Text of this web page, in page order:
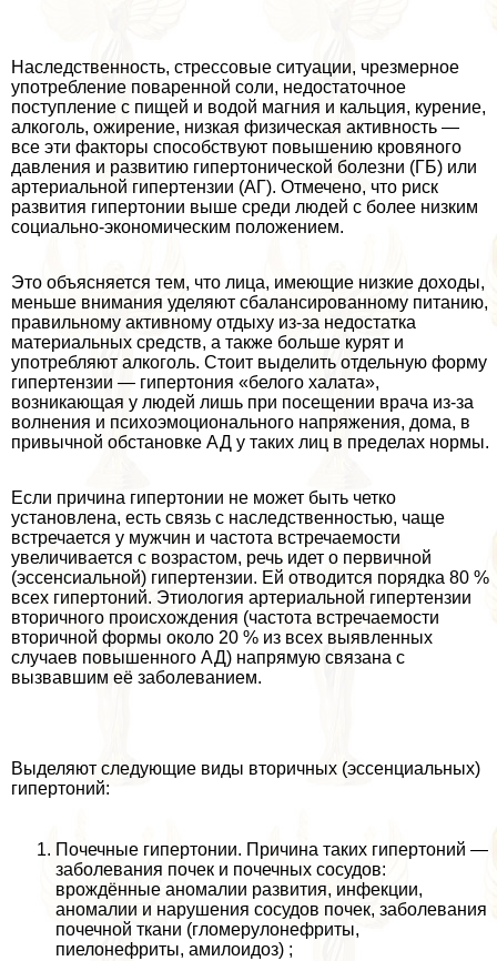
Наследственность, стрессовые ситуации, чрезмерное
употрeбление поваренной соли, недостаточное
поступление с пищей и водой магния и кальция, курение,
алкоголь, ожирение, низкая физическая активность —
все эти факторы способствуют повышению кровяного
давления и развитию гипертонической болезни (ГБ) или
артериальной гипертензии (АГ). Отмечено, что риск
развития гипертонии выше среди людей с более низким
социально-экономическим положением.
Это объясняется тем, что лица, имеющие низкие доходы,
меньше внимания уделяют сбалансированному питанию,
правильному активному отдыху из-за недостатка
материальных средств, а также больше курят и
употрeбляют алкоголь. Стоит выделить отдельную форму
гипертензии — гипертония «белого халата»,
возникающая у людей лишь при посещении врача из-за
волнения и психоэмоционального напряжения, дома, в
привычной обстановке АД у таких лиц в пределах нормы.
Если причина гипертонии не может быть четко
установлена, есть связь с наследственностью, чаще
встречается у мужчин и частота встречаемости
увеличивается с возрастом, речь идет о первичной
(эссенсиальной) гипертензии. Ей отводится порядка 80 %
всех гипертоний. Этиология артериальной гипертензии
вторичного происхождения (частота встречаемости
вторичной формы около 20 % из всех выявленных
случаев повышенного АД) напрямую связана с
вызвавшим её заболеванием.
Выделяют следующие виды вторичных (эссенциальных)
гипертоний:
Почечные гипертонии. Причина таких гипертоний —
заболевания почек и почечных сосудов:
врождённые аномалии развития, инфекции,
аномалии и нарушения сосудов почек, заболевания
почечной ткани (гломерулонефриты,
пиелонефриты, амилоидоз) ;